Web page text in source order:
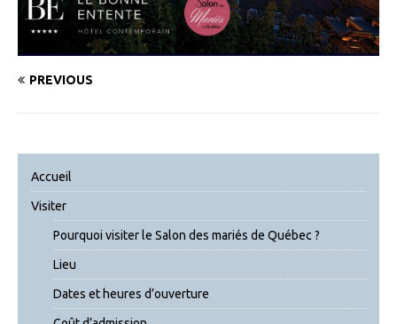
PREVIOUS
Accueil
Visiter
Pourquoi visiter le Salon des mariés de Québec ?
Lieu
Dates et heures d’ouverture